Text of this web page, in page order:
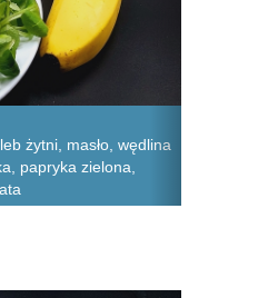
żytni, masło, wędlina
papryka zielona,